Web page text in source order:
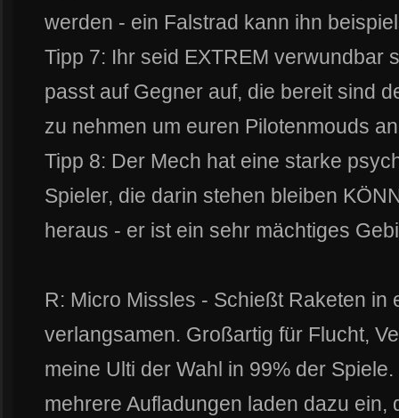
werden - ein Falstrad kann ihn
Tipp 7: Ihr seid EXTREM verwundbar
passt auf Gegner auf, die bereit sind
zu nehmen um euren Pilotenmouds
Tipp 8: Der Mech hat eine starke
Spieler, die darin stehen bleiben
heraus - er ist ein sehr mächtiges
R: Micro Missles - Schießt Raketen in
verlangsamen. Großartig für Flucht,
meine Ulti der Wahl in 99% der
mehrere Aufladungen laden dazu ein,